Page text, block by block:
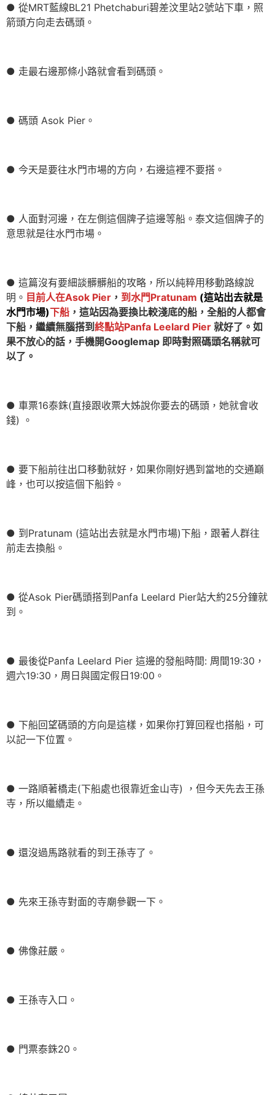
● 從MRT藍線BL21 Phetchaburi碧差汶里站2號站下車，照
箭頭方向走去碼頭。
● 走最右邊那條小路就會看到碼頭。
● 碼頭 Asok Pier。
● 今天是要往水門市場的方向，右邊這裡不要搭。
● 人面對河邊，在左側這個牌子這邊等船。泰文這個牌子的
意思就是往水門市場。
● 這篇沒有要細談髒髒船的攻略，所以純粹用移動路線說
明。 目前人在Asok Pier ， 到水門Pratunam (這站出去就是
水門市場)下船 ，這站因為要換比較淺底的船，全船的人都會
下船，繼續無腦搭到 終點站Panfa Leelard Pier 就好了。如
果不放心的話，手機開Googlemap 即時對照碼頭名稱就可
以了。
● 車票16泰銖(直接跟收票大姊說你要去的碼頭，她就會收
錢) 。
● 要下船前往出口移動就好，如果你剛好遇到當地的交通巔
峰，也可以按這個下船鈴。
● 到Pratunam (這站出去就是水門市場)下船，跟著人群往
前走去換船。
● 從Asok Pier碼頭搭到Panfa Leelard Pier站大約25分鐘就
到。
● 最後從Panfa Leelard Pier 這邊的發船時間: 周間19:30，
週六19:30，周日與國定假日19:00。
● 下船回望碼頭的方向是這樣，如果你打算回程也搭船，可
以記一下位置。
● 一路順著橋走(下船處也很靠近金山寺) ，但今天先去王孫
寺，所以繼續走。
● 還沒過馬路就看的到王孫寺了。
● 先來王孫寺對面的寺廟參觀一下。
● 佛像莊嚴。
● 王孫寺入口。
● 門票泰銖20。